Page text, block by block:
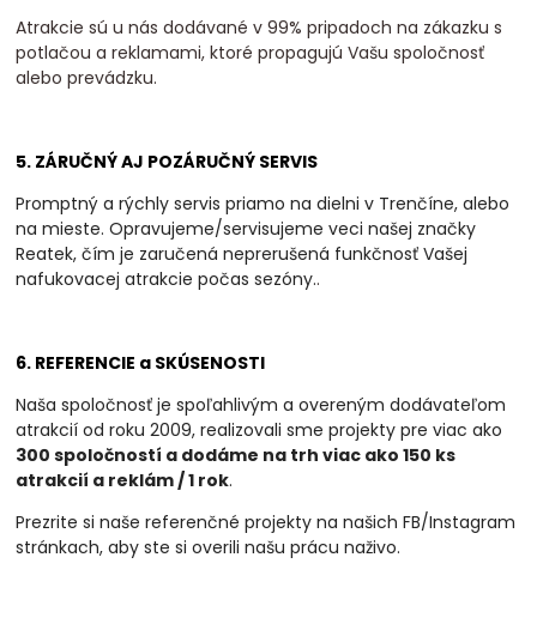
Atrakcie sú u nás dodávané v 99% pripadoch na zákazku s
potlačou a reklamami, ktoré propagujú Vašu spoločnosť
alebo prevádzku.
5. ZÁRUČNÝ AJ POZÁRUČNÝ SERVIS
Promptný a rýchly servis priamo na dielni v Trenčíne, alebo
na mieste. Opravujeme/servisujeme veci našej značky
Reatek, čím je zaručená neprerušená funkčnosť Vašej
nafukovacej atrakcie počas sezóny..
6. REFERENCIE a SKÚSENOSTI
Naša spoločnosť je spoľahlivým a overeným dodávateľom
atrakcií od roku 2009, realizovalisme projekty pre viac ako
300 spoločností a dodáme na trh viac ako 150 ks
atrakcií a reklám / 1 rok.
Prezrite si naše referenčné projekty na našich FB/Instagram
stránkach, aby ste si overili našu prácu naživo.